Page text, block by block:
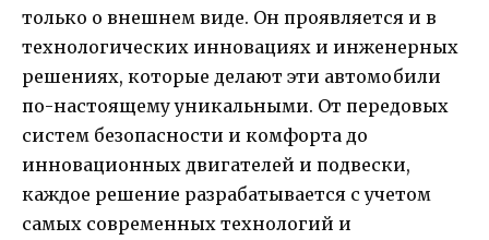
только о внешнем виде. Он проявляется и в
технологических инновациях и инженерных
решениях, которые делают эти автомобили
по-настоящему уникальными. От передовых
систем безопасности и комфорта до
инновационных двигателей и подвески,
каждое решение разрабатывается с учетом
самых современных технологий и